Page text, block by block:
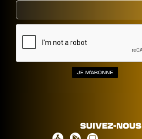
SUIVEZ-NOUS